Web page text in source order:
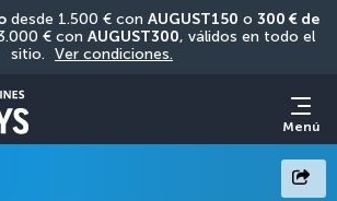
desde 1.500 € con AUGUST150 o 300 € de
€ con AUGUST300, válidos en todo el
sitio. Ver condiciones.
Menú